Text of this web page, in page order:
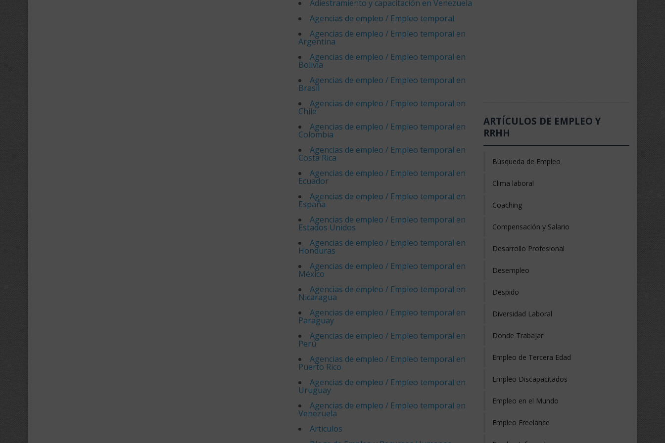
Adiestramiento y capacitación en Venezuela
Agencias de empleo / Empleo temporal
Agencias de empleo / Empleo temporal en
Argentina
Agencias de empleo / Empleo temporal en
Bolivia
Agencias de empleo / Empleo temporal en
Brasil
Agencias de empleo / Empleo temporal en
Chile
Agencias de empleo / Empleo temporal en
Colombia
Agencias de empleo / Empleo temporal en
Costa Rica
Agencias de empleo / Empleo temporal en
Ecuador
Agencias de empleo / Empleo temporal en
España
Agencias de empleo / Empleo temporal en
Estados Unidos
Agencias de empleo / Empleo temporal en
Honduras
Agencias de empleo / Empleo temporal en
México
Agencias de empleo / Empleo temporal en
Nicaragua
Agencias de empleo / Empleo temporal en
Paraguay
Agencias de empleo / Empleo temporal en
Perú
Agencias de empleo / Empleo temporal en
Puerto Rico
Agencias de empleo / Empleo temporal en
Uruguay
Agencias de empleo / Empleo temporal en
Venezuela
Articulos
ARTÍCULOS DE EMPLEO Y
RRHH
Búsqueda de Empleo
Clima laboral
Coaching
Compensación y Salario
Desarrollo Profesional
Desempleo
Despido
Diversidad Laboral
Donde Trabajar
Empleo de Tercera Edad
Empleo Discapacitados
Empleo en el Mundo
Empleo Freelance